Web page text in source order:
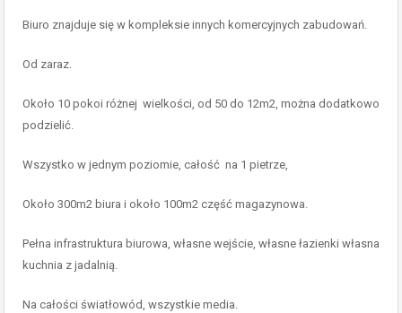
Biuro znajduje się w kompleksie innych komercyjnych zabudowań.
Od zaraz.
Około 10 pokoi różnej wielkości, od 50 do 12m2, można dodatkowo
podzielić.
Wszystko w jednym poziomie, całość na 1 pietrze,
Około 300m2 biura i około 100m2 część magazynowa.
Pełna infrastruktura biurowa, własne wejście, własne łazienki własna
kuchnia z jadalnią.
Na całości światłowód, wszystkie media.